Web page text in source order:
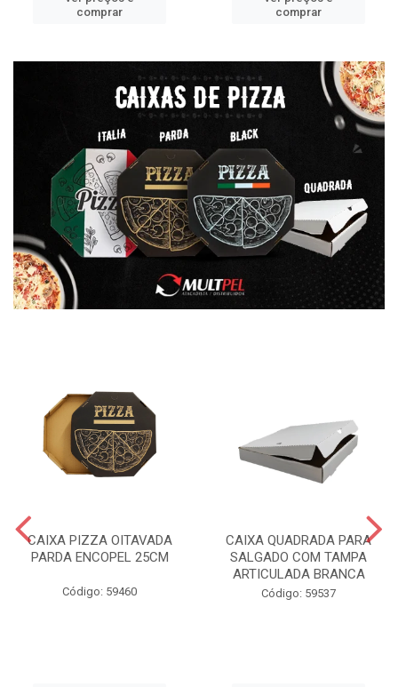
comprar
comprar
CAIXA PIZZA OITAVADA
PARDA ENCOPEL 25CM
Código: 59460
CAIXA QUADRADA PARA
SALGADO COM TAMPA
ARTICULADA BRANCA
Código: 59537